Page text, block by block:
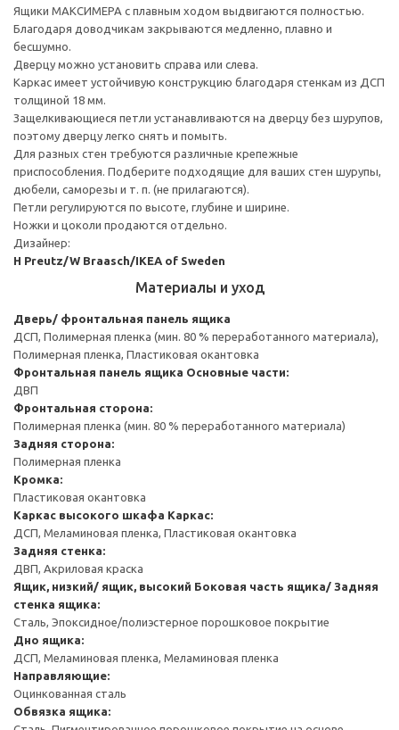
Ящики МАКСИМЕРА с плавным ходом выдвигаются полностью.
Благодаря доводчикам закрываются медленно, плавно и
бесшумно.
Дверцу можно установить справа или слева.
Каркас имеет устойчивую конструкцию благодаря стенкам из ДСП
толщиной 18 мм.
Защелкивающиеся петли устанавливаются на дверцу без шурупов,
поэтому дверцу легко снять и помыть.
Для разных стен требуются различные крепежные
приспособления. Подберите подходящие для ваших стен шурупы,
дюбели, саморезы и т. п. (не прилагаются).
Петли регулируются по высоте, глубине и ширине.
Ножки и цоколи продаются отдельно.
Дизайнер:
H Preutz/W Braasch/IKEA of Sweden
Материалы и уход
Дверь/ фронтальная панель ящика
ДСП, Полимерная пленка (мин. 80 % переработанного материала),
Полимерная пленка, Пластиковая окантовка
Фронтальная панель ящика Основные части:
ДВП
Фронтальная сторона:
Полимерная пленка (мин. 80 % переработанного материала)
Задняя сторона:
Полимерная пленка
Кромка:
Пластиковая окантовка
Каркас высокого шкафа Каркас:
ДСП, Меламиновая пленка, Пластиковая окантовка
Задняя стенка:
ДВП, Акриловая краска
Ящик, низкий/ ящик, высокий Боковая часть ящика/ Задняя
стенка ящика:
Сталь, Эпоксидное/полиэстерное порошковое покрытие
Дно ящика:
ДСП, Меламиновая пленка, Меламиновая пленка
Направляющие:
Оцинкованная сталь
Обвязка ящика: